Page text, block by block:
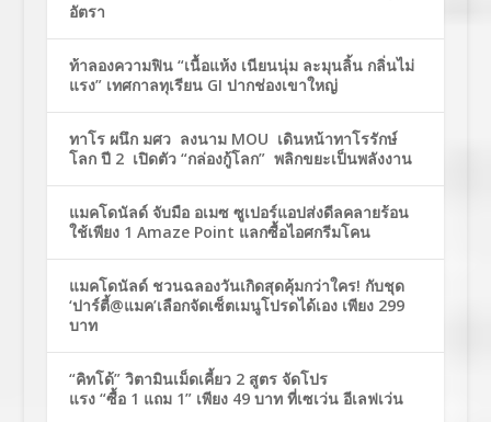
อัตรา
ท้าลองความฟิน “เนื้อแห้ง เนียนนุ่ม ละมุนลิ้น กลิ่นไม่
แรง” เทศกาลทุเรียน GI ปากช่องเขาใหญ่
ทาโร ผนึก มศว ลงนาม MOU เดินหน้าทาโรรักษ์
โลก ปี 2 เปิดตัว “กล่องกู้โลก” พลิกขยะเป็นพลังงาน
แมคโดนัลด์ จับมือ อเมซ ซูเปอร์แอปส่งดีลคลายร้อน
ใช้เพียง 1 Amaze Point แลกซื้อไอศกรีมโคน
แมคโดนัลด์ ชวนฉลองวันเกิดสุดคุ้มกว่าใคร! กับชุด
‘ปาร์ตี้@แมค’เลือกจัดเซ็ตเมนูโปรดได้เอง เพียง 299
บาท
“คิทโด้” วิตามินเม็ดเคี้ยว 2 สูตร จัดโปร
แรง “ซื้อ 1 แถม 1” เพียง 49 บาท ที่เซเว่น อีเลฟเว่น